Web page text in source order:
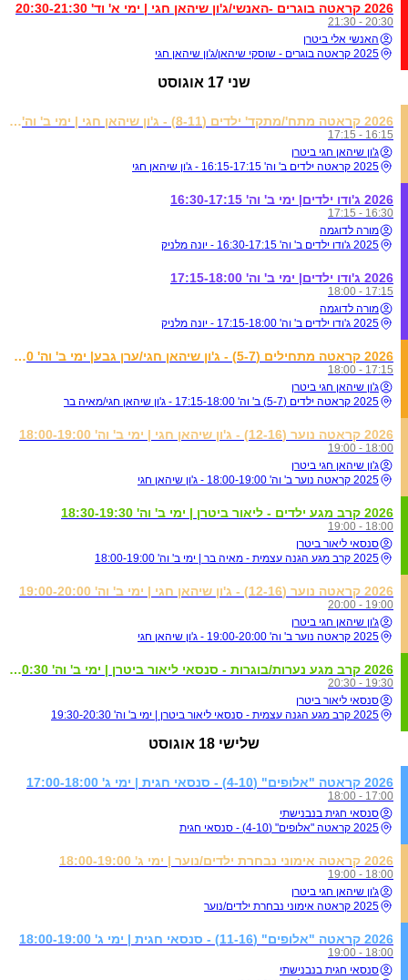
2026 קראטה בוגרים -האנשי/ג'ון שיהאן חגי | ימי א' וד' 20:30-21:30
20:30 - 21:30
האנשי אלי ביטרן
2025 קראטה בוגרים - שוסקי שיהאן/ג'ון שיהאן חגי
שני 17 אוגוסט
2026 קראטה מתח'/מתקד' ילדים (8-11) - ג'ון שיהאן חגי | ימי ב' וה' 16:15-17:15
16:15 - 17:15
ג'ון שיהאן חגי ביטרן
2025 קראטה ילדים ב' וה' 16:15-17:15 - ג'ון שיהאן חגי
2026 ג'ודו ילדים| ימי ב' וה' 16:30-17:15
16:30 - 17:15
מורה לדוגמה
2025 ג'ודו ילדים ב' וה' 16:30-17:15 - יונה מלניק
2026 ג'ודו ילדים| ימי ב' וה' 17:15-18:00
17:15 - 18:00
מורה לדוגמה
2025 ג'ודו ילדים ב' וה' 17:15-18:00 - יונה מלניק
2026 קראטה מתחילים (5-7) - ג'ון שיהאן חגי/ערן גבע| ימי ב' וה' 17:15-18:00
17:15 - 18:00
ג'ון שיהאן חגי ביטרן
2025 קראטה ילדים (5-7) ב' וה' 17:15-18:00 - ג'ון שיהאן חגי/מאיה בר
2026 קראטה נוער (12-16) - ג'ון שיהאן חגי | ימי ב' וה' 18:00-19:00
18:00 - 19:00
ג'ון שיהאן חגי ביטרן
2025 קראטה נוער ב' וה' 18:00-19:00 - ג'ון שיהאן חגי
2026 קרב מגע ילדים - ליאור ביטרן | ימי ב' וה' 18:30-19:30
18:00 - 19:00
סנסאי ליאור ביטרן
2025 קרב מגע הגנה עצמית - מאיה בר | ימי ב' וה' 18:00-19:00
2026 קראטה נוער (12-16) - ג'ון שיהאן חגי | ימי ב' וה' 19:00-20:00
19:00 - 20:00
ג'ון שיהאן חגי ביטרן
2025 קראטה נוער ב' וה' 19:00-20:00 - ג'ון שיהאן חגי
2026 קרב מגע נערות/בוגרות - סנסאי ליאור ביטרן | ימי ב' וה' 19:30-20:30
19:30 - 20:30
סנסאי ליאור ביטרן
2025 קרב מגע הגנה עצמית - סנסאי ליאור ביטרן | ימי ב' וה' 19:30-20:30
שלישי 18 אוגוסט
2026 קראטה "אלופים" (4-10) - סנסאי חגית | ימי ג' 17:00-18:00
17:00 - 18:00
סנסאי חגית בנבנישתי
2025 קראטה "אלופים" (4-10) - סנסאי חגית
2026 קראטה אימוני נבחרת ילדים/נוער | ימי ג' 18:00-19:00
18:00 - 19:00
ג'ון שיהאן חגי ביטרן
2025 קראטה אימוני נבחרת ילדים/נוער
2026 קראטה "אלופים" (11-16) - סנסאי חגית | ימי ג' 18:00-19:00
18:00 - 19:00
סנסאי חגית בנבנישתי